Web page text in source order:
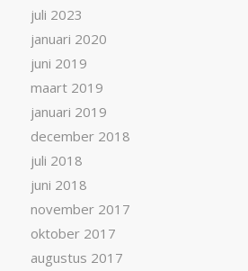
juli 2023
januari 2020
juni 2019
maart 2019
januari 2019
december 2018
juli 2018
juni 2018
november 2017
oktober 2017
augustus 2017